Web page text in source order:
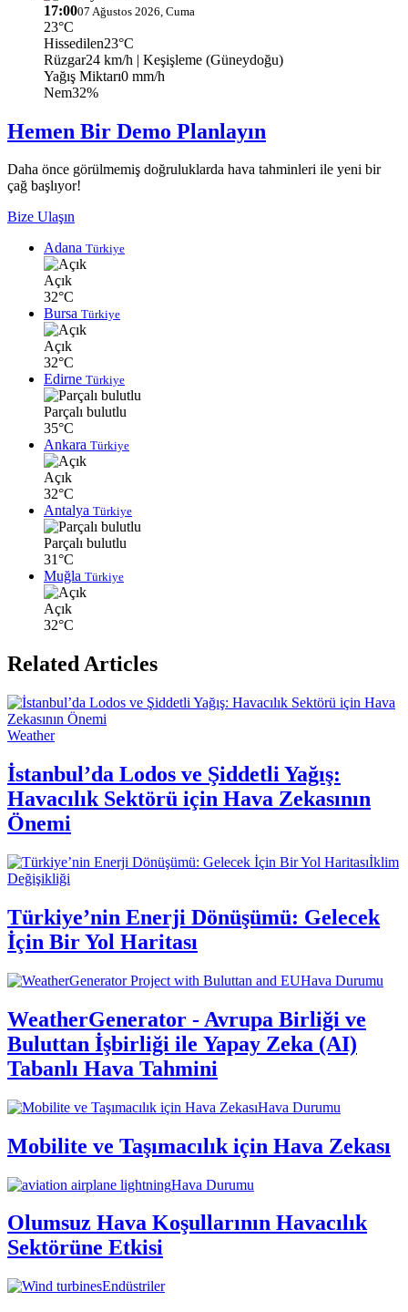
17:0007 Ağustos 2026, Cuma
23°C
Hissedilen23°C
Rüzgar24 km/h | Keşişleme (Güneydoğu)
Yağış Miktarı0 mm/h
Nem32%
Hemen Bir Demo Planlayın
Daha önce görülmemiş doğruluklarda hava tahminleri ile yeni bir
çağ başlıyor!
Bize Ulaşın
Adana Türkiye
Açık
32°C
Bursa Türkiye
Açık
32°C
Edirne Türkiye
Parçalı bulutlu
35°C
Ankara Türkiye
Açık
32°C
Antalya Türkiye
Parçalı bulutlu
31°C
Muğla Türkiye
Açık
32°C
Related Articles
Weather
İstanbul’da Lodos ve Şiddetli Yağış:
Havacılık Sektörü için Hava Zekasının
Önemi
İklim
Değişikliği
Türkiye’nin Enerji Dönüşümü: Gelecek
İçin Bir Yol Haritası
Hava Durumu
WeatherGenerator - Avrupa Birliği ve
Buluttan İşbirliği ile Yapay Zeka (AI)
Tabanlı Hava Tahmini
Hava Durumu
Mobilite ve Taşımacılık için Hava Zekası
Hava Durumu
Olumsuz Hava Koşullarının Havacılık
Sektörüne Etkisi
Endüstriler